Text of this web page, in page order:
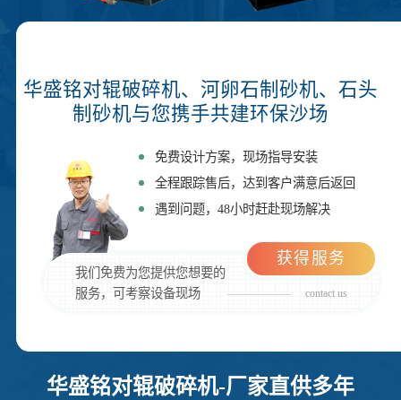
华盛铭对辊破碎机、河卵石制砂机、石头
制砂机与您携手共建环保沙场
免费设计方案，现场指导安装
全程跟踪售后，达到客户满意后返回
遇到问题，48小时赶赴现场解决
我们免费为您提供您想要的
服务，可考察设备现场
contact us
获得服务
华盛铭对辊破碎机-厂家直供多年